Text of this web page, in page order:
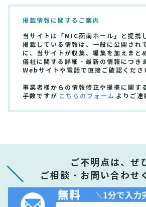
掲載情報に関するご案内
当サイトは「MIC函南ホール」と提携
掲載している情報は、一般に公開され
に、当サイトが収集、編集を加えまと
儀社に関する詳細・最新の情報につき
Webサイトや電話で直接ご確認くださ
事業者様からの情報修正や提携に関す
手数ですが こちらのフォーム よりご連
ご不明点は、ぜ
ご相談・お問い合わせ